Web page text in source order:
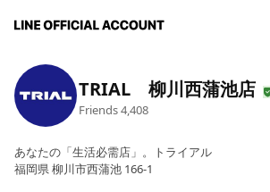
TRIAL 柳川西蒲池店
Friends4,408
あなたの「生活必需店」。トライアル
福岡県 柳川市西蒲池 166-1